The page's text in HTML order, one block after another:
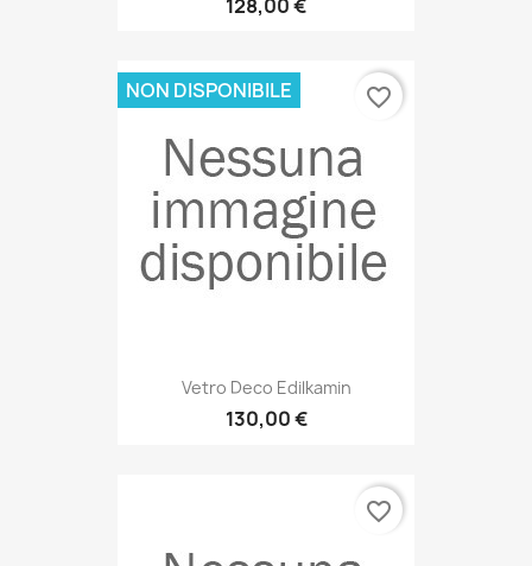
128,00 €
Vetro Deco Edilkamin
130,00 €
NON DISPONIBILE favorite_border
favorite_border